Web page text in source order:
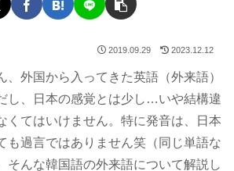
2019.09.29 2023.12.12
、外国から入ってきた英語（外来語）
し、日本の感覚とは少し…いや結構違
くてはいけません。特に発音は、日本
も過言ではありません笑（同じ単語な
そんな韓国語の外来語について解説し